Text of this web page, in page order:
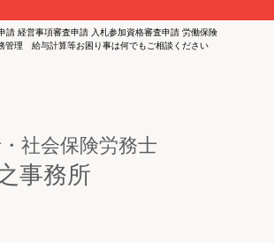
請 経営事項審査申請 入札参加資格審査申請 労働保険
理 給与計算等お困り事は何でもご相談ください
社会保険労務士
事務所